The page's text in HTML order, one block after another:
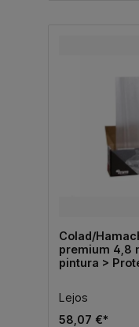
Colad/
premium 4,8 m x
pintura >
Lejos
58,07 €*